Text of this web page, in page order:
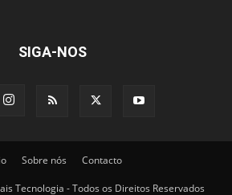
SIGA-NOS
Sobre nós Contacto
Tecnologia - Todos os Direitos Reservados